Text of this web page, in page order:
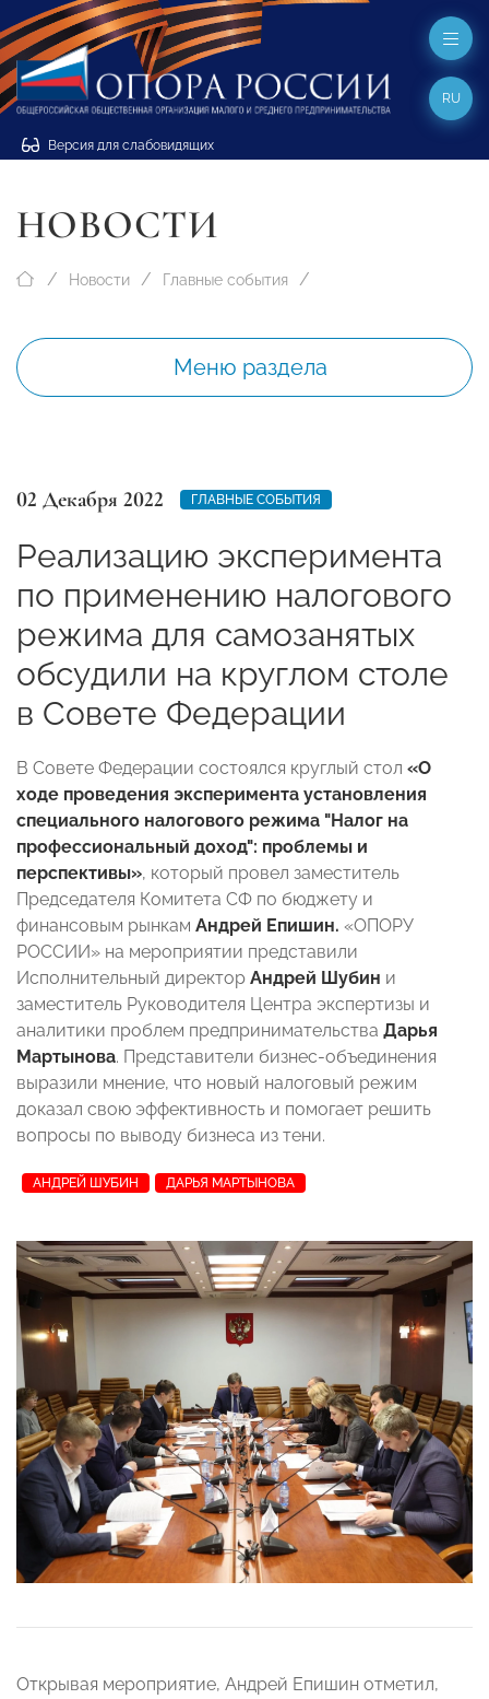
Версия для слабовидящих
RU
НОВОСТИ
Новости Главные события
Меню раздела
02 Декабря 2022 ГЛАВНЫЕ СОБЫТИЯ
Реализацию эксперимента
по применению налогового
режима для самозанятых
обсудили на круглом столе
в Совете Федерации
В Совете Федерации состоялся круглый стол «О
ходе проведения эксперимента установления
специального налогового режима "Налог на
профессиональный доход": проблемы и
перспективы», который провел заместитель
Председателя Комитета СФ по бюджету и
финансовым рынкам Андрей Епишин. «ОПОРУ
РОССИИ» на мероприятии представили
Исполнительный директор Андрей Шубин и
заместитель Руководителя Центра экспертизы и
аналитики проблем предпринимательства Дарья
Мартынова. Представители бизнес-объединения
выразили мнение, что новый налоговый режим
доказал свою эффективность и помогает решить
вопросы по выводу бизнеса из тени.
АНДРЕЙ ШУБИН ДАРЬЯ МАРТЫНОВА
Открывая мероприятие, Андрей Епишин отметил,